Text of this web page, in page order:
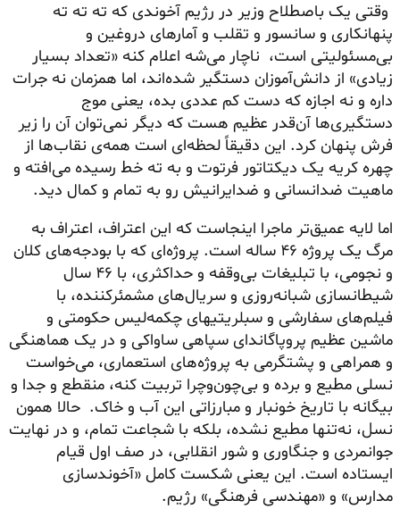
وقتی یک باصطلاح وزیر در رژیم آخوندی که ته ته ته
پنهانکاری و سانسور و تقلب و آمارهای دروغین و
بی‌مسئولیتی است، ناچار می‌شه اعلام کنه «تعداد بسیار
زیادی» از دانش‌آموزان دستگیر شده‌اند، اما همزمان نه جرات
داره و نه اجازه که دست کم عددی بده، یعنی موج
دستگیری‌ها آن‌قدر عظیم هست که دیگر نمی‌توان آن را زیر
فرش پنهان کرد. این دقیقاً لحظه‌ای است همه‌ی نقاب‌ها از
چهره کریه یک دیکتاتور فرتوت و به ته خط رسیده می‌افته و
ماهیت ضدانسانی و ضدایرانیش رو به تمام و کمال دید.
اما لایه عمیق‌تر ماجرا اینجاست که این اعتراف، اعتراف به
مرگ یک پروژه ۴۶ ساله است. پروژه‌ای که با بودجه‌های کلان
و نجومی، با تبلیغات بی‌وقفه و حداکثری،‌ با ۴۶ سال
شیطانسازی شبانه‌روزی و سریال‌های مشمئرکننده، با
فیلم‌های سفارشی و سبلریتیهای چکمه‌لیس حکومتی و
ماشین عظیم پروپاگاندای سپاهی ساواکی و در یک هماهنگی
و همراهی و پشتگرمی به پروژه‌های استعماری، می‌خواست
نسلی مطیع و برده و بی‌چون‌وچرا تربیت کنه، منقطع و جدا و
بیگانه با تاریخ خونبار و مبارزاتی این آب و خاک. حالا همون
نسل، نه‌تنها مطیع نشده، بلکه با شجاعت تمام، و در نهایت
جوانمردی و جنگاوری و شور انقلابی، در صف اول قیام
ایستاده است. این یعنی شکست کامل «آخوند‌سازی
مدارس» و «مهندسی فرهنگی» رژیم.